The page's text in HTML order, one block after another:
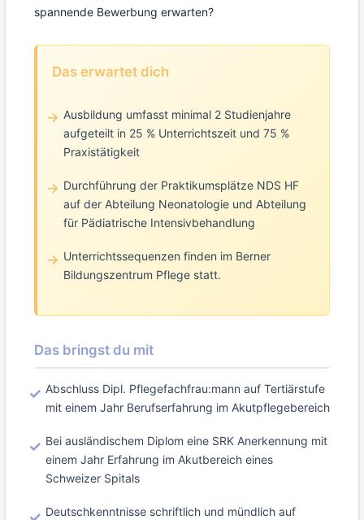
spannende Bewerbung erwarten?
Das erwartet dich
Ausbildung umfasst minimal 2 Studienjahre
aufgeteilt in 25 % Unterrichtszeit und 75 %
Praxistätigkeit
Durchführung der Praktikumsplätze NDS HF
auf der Abteilung Neonatologie und Abteilung
für Pädiatrische Intensivbehandlung
Unterrichtssequenzen finden im Berner
Bildungszentrum Pflege statt.
Das bringst du mit
Abschluss Dipl. Pflegefachfrau:mann auf Tertiärstufe
mit einem Jahr Berufserfahrung im Akutpflegebereich
Bei ausländischem Diplom eine SRK Anerkennung mit
einem Jahr Erfahrung im Akutbereich eines
Schweizer Spitals
Deutschkenntnisse schriftlich und mündlich auf